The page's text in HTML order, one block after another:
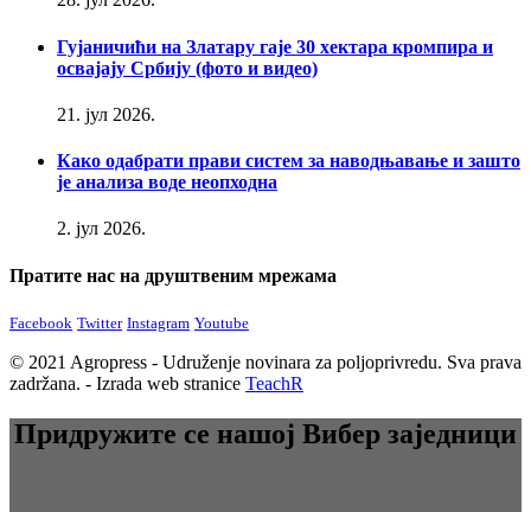
Гујаничићи на Златару гаје 30 хектара кромпира и
освајају Србију (фото и видео)
21. јул 2026.
Како одабрати прави систем за наводњавање и зашто
је анализа воде неопходна
2. јул 2026.
Пратите нас на друштвеним мрежама
Facebook Twitter Instagram Youtube
© 2021 Agropress - Udruženje novinara za poljoprivredu. Sva prava
zadržana. - Izrada web stranice TeachR
Придружите се нашој Вибер заједници